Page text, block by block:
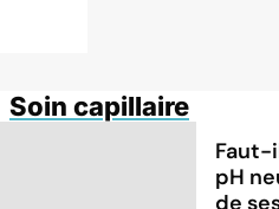
Soin capillaire
Faut-
pH
de